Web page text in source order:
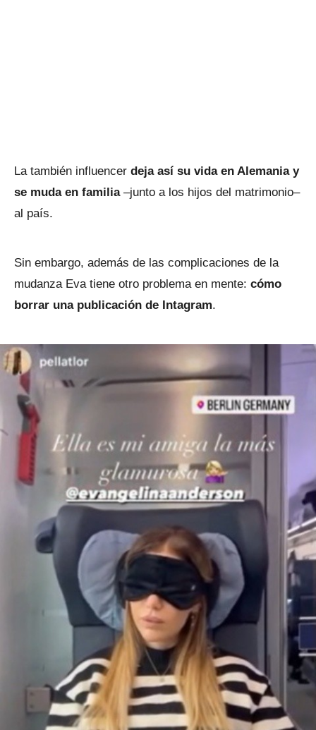
La también influencer deja así su vida en Alemania y
se muda en familia–junto a los hijos del matrimonio–
al país.
Sin embargo, además de las complicaciones de la
mudanza Eva tiene otro problema en mente: cómo
borrar una publicación de Intagram.